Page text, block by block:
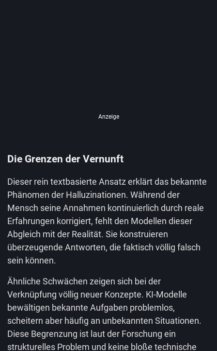
Anzeige
Die Grenzen der Vernunft
Dieser rein textbasierte Ansatz erklärt das bekannte
Phänomen der Halluzinationen. Während der
Mensch seine Annahmen kontinuierlich durch reale
Erfahrungen korrigiert, fehlt den Modellen dieser
Abgleich mit der Realität. Sie konstruieren
überzeugende Antworten, die faktisch völlig falsch
sein können.
Ähnliche Schwächen zeigen sich bei der
Verknüpfung völlig neuer Konzepte. KI-Modelle
bewältigen bekannte Aufgaben problemlos,
scheitern aber häufig an unbekannten Situationen.
Diese Begrenzung ist laut der Forschung ein
strukturelles Problem und keine bloße technische